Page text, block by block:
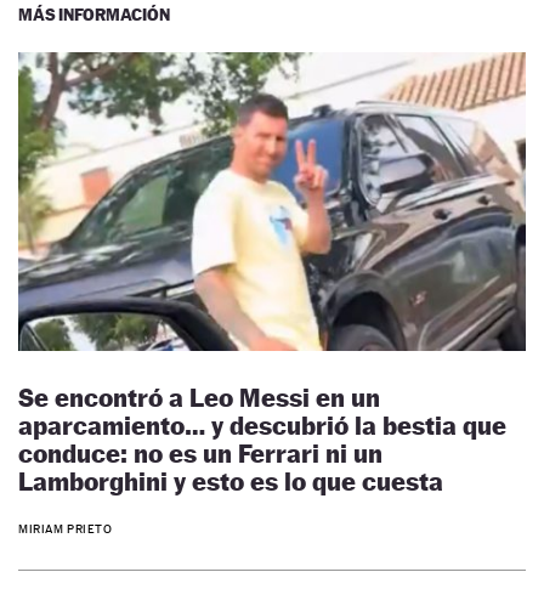
MÁS INFORMACIÓN
Se encontró a Leo Messi en un
aparcamiento… y descubrió la bestia que
conduce: no es un Ferrari ni un
Lamborghini y esto es lo que cuesta
MIRIAM PRIETO